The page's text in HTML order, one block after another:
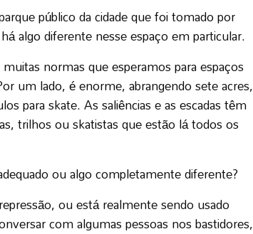
público da cidade que foi tomado por
algo diferente nesse espaço em particular.
normas que esperamos para espaços
um lado, é enorme, abrangendo sete acres,
para skate. As saliências e as escadas têm
trilhos ou skatistas que estão lá todos os
ou algo completamente diferente?
ou está realmente sendo usado
com algumas pessoas nos bastidores,